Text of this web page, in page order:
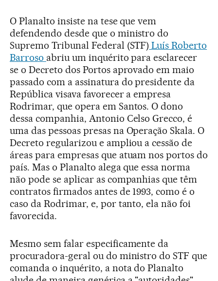
O Planalto insiste na tese que vem
defendendo desde que o ministro do
Supremo Tribunal Federal (STF) Luís Roberto
Barroso abriu um inquérito para esclarecer
se o Decreto dos Portos aprovado em maio
passado com a assinatura do presidente da
República visava favorecer a empresa
Rodrimar, que opera em Santos. O dono
dessa companhia, Antonio Celso Grecco, é
uma das pessoas presas na Operação Skala. O
Decreto regularizou e ampliou a cessão de
áreas para empresas que atuam nos portos do
país. Mas o Planalto alega que essa norma
não pode se aplicar as companhias que têm
contratos firmados antes de 1993, como é o
caso da Rodrimar, e, por tanto, ela não foi
favorecida.
Mesmo sem falar especificamente da
procuradora-geral ou do ministro do STF que
comanda o inquérito, a nota do Planalto